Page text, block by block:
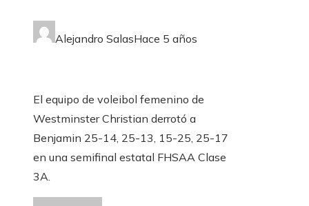
Alejandro SalasHace 5 años
El equipo de voleibol femenino de
Westminster Christian derrotó a
Benjamin 25-14, 25-13, 15-25, 25-17
en una semifinal estatal FHSAA Clase
3A.